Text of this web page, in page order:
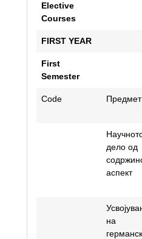
Elective
Courses
FIRST YEAR
First
Semester
Code Предмет
дело од
аспект
на